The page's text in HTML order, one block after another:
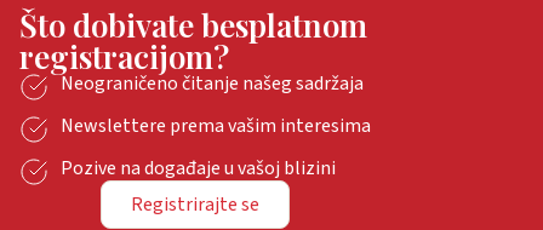
Što dobivate besplatnom
registracijom?
Neograničeno čitanje našeg sadržaja
Newslettere prema vašim interesima
Pozive na događaje u vašoj blizini
Registrirajte se